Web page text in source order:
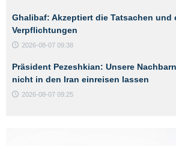
Ghalibaf: Akzeptiert die Tatsachen und
Verpflichtungen
2026-08-07 09:38
Präsident Pezeshkian: Unsere
nicht in den Iran einreisen lassen
2026-08-07 09:25